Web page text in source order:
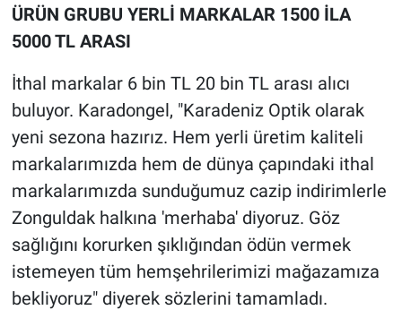
ÜRÜN GRUBU YERLİ MARKALAR 1500 İLA
5000 TL ARASI
İthal markalar 6 bin TL 20 bin TL arası alıcı
buluyor. Karadongel, "Karadeniz Optik olarak
yeni sezona hazırız. Hem yerli üretim kaliteli
markalarımızda hem de dünya çapındaki ithal
markalarımızda sunduğumuz cazip indirimlerle
Zonguldak halkına 'merhaba' diyoruz. Göz
sağlığını korurken şıklığından ödün vermek
istemeyen tüm hemşehrilerimizi mağazamıza
bekliyoruz" diyerek sözlerini tamamladı.